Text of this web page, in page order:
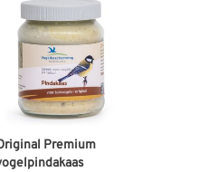
de gekozen opties op de
Premium